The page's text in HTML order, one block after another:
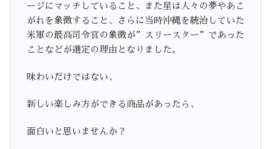
ージにマッチしていること、また星は人々の夢やあこ
がれを象徴すること、さらに当時沖縄を統治していた
米軍の最高司令官の象徴が”スリースター”であった
ことなどが選定の理由となりました。
味わいだけではない、
新しい楽しみ方ができる商品があったら、
面白いと思いませんか？